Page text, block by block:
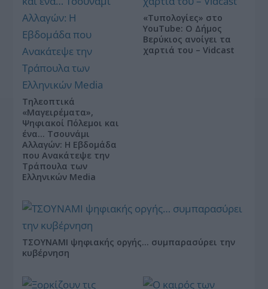
Τηλεοπτικά
«Μαγειρέματα»,
Ψηφιακοί Πόλεμοι και
ένα… Τσουνάμι
Αλλαγών: Η Εβδομάδα
που Ανακάτεψε την
Τράπουλα των
Ελληνικών Media
«Τυπολογίες» στο
YouTube: Ο Δήμος
Βερύκιος ανοίγει τα
χαρτιά του – Vidcast
ΤΣΟΥΝΑΜΙ ψηφιακής οργής… συμπαρασύρει την
κυβέρνηση